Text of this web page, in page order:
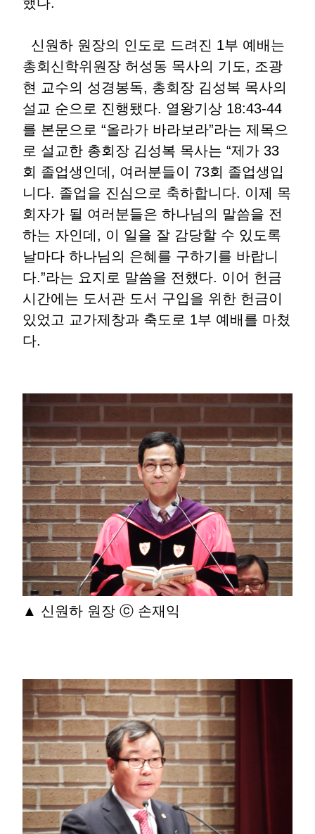
신원하 원장의 인도로 드려진 1부 예배는
총회신학위원장 허성동 목사의 기도, 조광
현 교수의 성경봉독, 총회장 김성복 목사의
설교 순으로 진행됐다. 열왕기상 18:43-44
를 본문으로 “올라가 바라보라”라는 제목으
로 설교한 총회장 김성복 목사는 “제가 33
회 졸업생인데, 여러분들이 73회 졸업생입
니다. 졸업을 진심으로 축하합니다. 이제 목
회자가 될 여러분들은 하나님의 말씀을 전
하는 자인데, 이 일을 잘 감당할 수 있도록
날마다 하나님의 은혜를 구하기를 바랍니
다.”라는 요지로 말씀을 전했다. 이어 헌금
시간에는 도서관 도서 구입을 위한 헌금이
있었고 교가제창과 축도로 1부 예배를 마쳤
다.
▲ 신원하 원장 ⓒ 손재익